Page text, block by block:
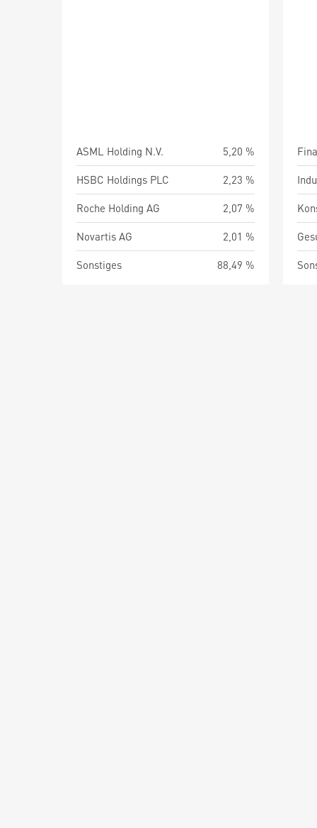
ASML Holding N.V.
5,20 %
HSBC Holdings PLC
2,23 %
Roche Holding AG
2,07 %
Novartis AG
2,01 %
Sonstiges
88,49 %